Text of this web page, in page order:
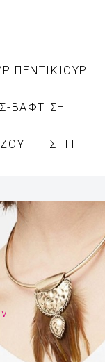
ΠΕΝΤΙΚΙΟΥΡ
ΒΑΦΤΙΣΗ
ΣΠΙΤΙ